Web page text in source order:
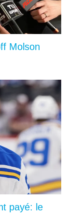
Molson
payé: le